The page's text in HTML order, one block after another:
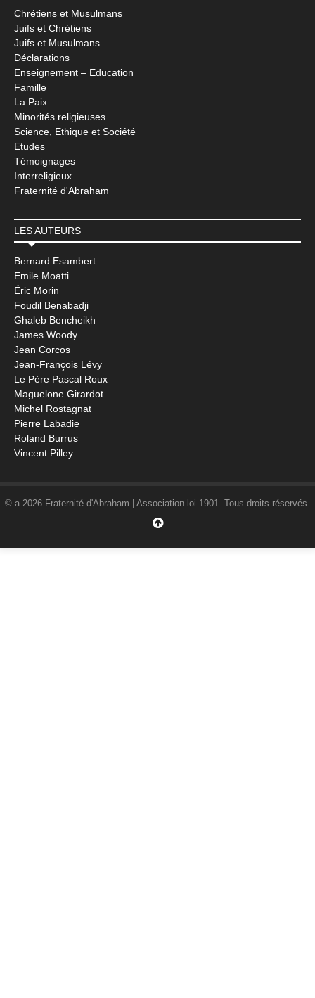
Chrétiens et Musulmans
Juifs et Chrétiens
Juifs et Musulmans
Déclarations
Enseignement – Education
Famille
La Paix
Minorités religieuses
Science, Ethique et Société
Etudes
Témoignages
Interreligieux
Fraternité d'Abraham
LES AUTEURS
Bernard Esambert
Emile Moatti
Éric Morin
Foudil Benabadji
Ghaleb Bencheikh
James Woody
Jean Corcos
Jean-François Lévy
Le Père Pascal Roux
Maguelone Girardot
Michel Rostagnat
Pierre Labadie
Roland Burrus
Vincent Pilley
© a 2026 Fraternité d'Abraham | Association loi 1901. Tous droits réservés.